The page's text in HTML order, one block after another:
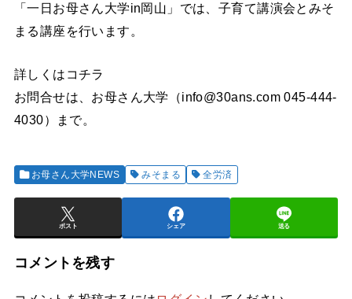
「一日お母さん大学in岡山」では、子育て講演会とみそ
まる講座を行います。
詳しくはコチラ
お問合せは、お母さん大学（info@30ans.com 045-444-
4030）まで。
お母さん大学NEWS みそまる 全労済
ポスト シェア 送る
コメントを残す